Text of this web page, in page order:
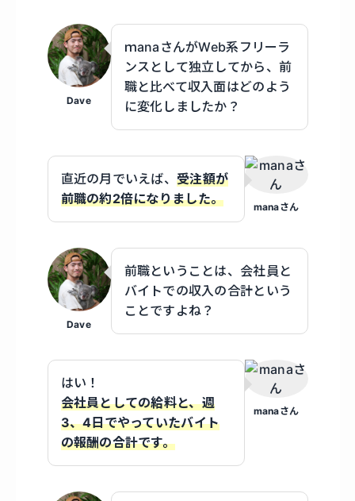
Dave
ｍanaさんがWeb系フリーラ
ンスとして独立してから、前
職と比べて収入面はどのよう
に変化しましたか？
manaさん
直近の月でいえば、受注額が
前職の約2倍になりました。
Dave
前職ということは、会社員と
バイトでの収入の合計という
ことですよね？
manaさん
はい！
会社員としての給料と、週
3、4日でやっていたバイト
の報酬の合計です。